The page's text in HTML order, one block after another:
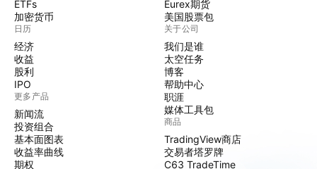
ETFs
加密货币
日历
经济
收益
股利
IPO
更多产品
新闻流
投资组合
基本面图表
收益率曲线
期权
Eurex期货
美国股票包
关于公司
我们是谁
太空任务
博客
帮助中心
职涯
媒体工具包
商品
TradingView商店
交易者塔罗牌
C63 TradeTime